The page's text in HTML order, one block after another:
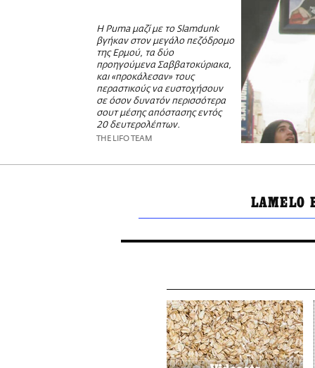
Η Puma μαζί με το Slamdunk
βγήκαν στον μεγάλο πεζόδρομο
της Ερμού, τα δύο
προηγούμενα Σαββατοκύριακα,
και «προκάλεσαν» τους
περαστικούς να ευστοχήσουν
σε όσον δυνατόν περισσότερα
σουτ μέσης απόστασης εντός
20 δευτερολέπτων.
THE LIFO TEAM
LAMELO